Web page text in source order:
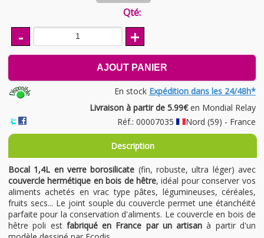
Qté:
- +
AJOUT PANIER
En stock Expédition dans les 24/48h*
Livraison à partir de 5.99€en Mondial Relay
Réf.: 00007035
Nord (59) - France
Description
Bocal 1,4L en verre borosilicate (fin, robuste, ultra léger) avec
couvercle hermétique en bois de hêtre, idéal pour conserver vos
aliments achetés en vrac type pâtes, légumineuses, céréales,
fruits secs... Le joint souple du couvercle permet une étanchéité
parfaite pour la conservation d'aliments. Le couvercle en bois de
hêtre poli est fabriqué en France par un artisan à partir d'un